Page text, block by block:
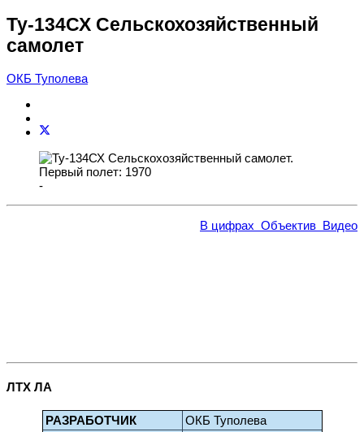
Ту-134СХ Сельскохозяйственный
самолет
ОКБ Туполева
-
В цифрах Объектив Видео
ЛТХ ЛА
РАЗРАБОТЧИК
ОКБ Туполева